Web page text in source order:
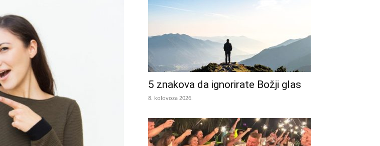
5 znakova da ignorirate Božji glas
8. kolovoza 2026.